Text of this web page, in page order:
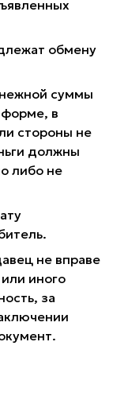
обмену
суммы
в
стороны не
должны
либо не
не вправе
иного
за